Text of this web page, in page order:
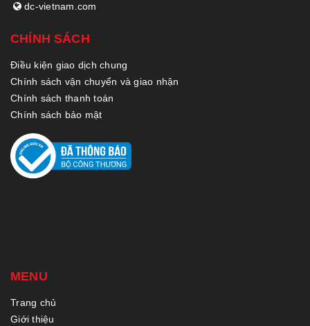
dc-vietnam.com
CHÍNH SÁCH
Điều kiện giao dịch chung
Chính sách vận chuyển và giao nhận
Chính sách thanh toán
Chính sách bảo mật
MENU
Trang chủ
Giới thiệu